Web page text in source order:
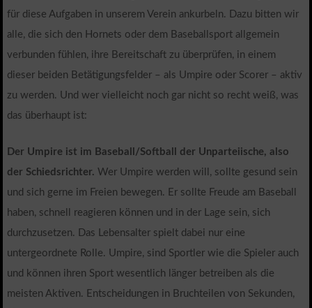
für diese Aufgaben in unserem Verein ankurbeln. Dazu bitten wir
alle, die sich den Hornets oder dem Baseballsport allgemein
verbunden fühlen, ihre Bereitschaft zu überprüfen, in einem
dieser beiden Betätigungsfelder – als Umpire oder Scorer – aktiv
zu werden. Und wer vielleicht noch gar nicht so recht weiß, was
das überhaupt ist:
Der Umpire ist im Baseball/Softball der Unparteiische, also
der Schiedsrichter. Wer Umpire werden will, sollte gesund sein
und sich gerne im Freien bewegen. Er sollte Freude am Baseball
haben, schnell reagieren können und in der Lage sein, sich
durchzusetzen. Das Lebensalter spielt dabei nur eine
untergeordnete Rolle. Umpire, sind Sportler wie die Spieler auch
und können ihren Sport wesentlich länger betreiben als die
meisten Aktiven. Entscheidungen in Bruchteilen von Sekunden,